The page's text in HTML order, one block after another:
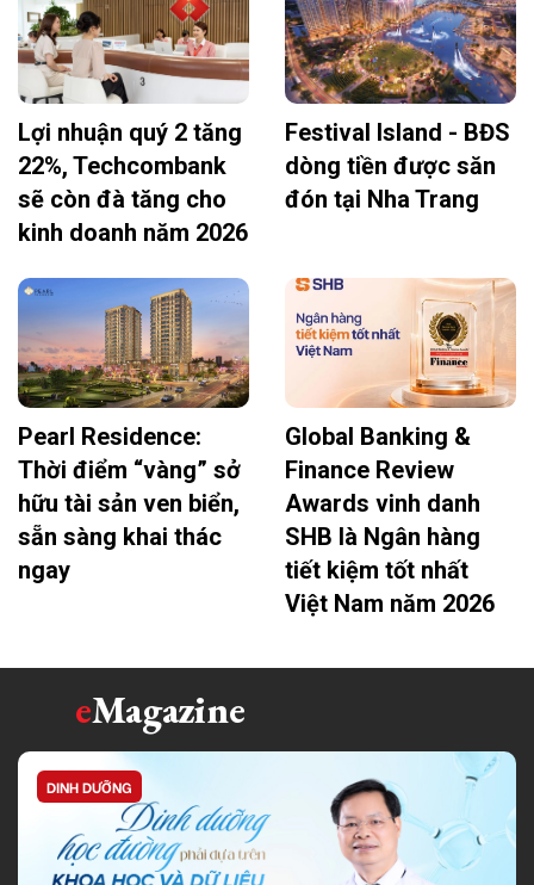
Lợi nhuận quý 2 tăng
22%, Techcombank
sẽ còn đà tăng cho
kinh doanh năm 2026
Festival Island - BĐS
dòng tiền được săn
đón tại Nha Trang
Pearl Residence:
Thời điểm “vàng” sở
hữu tài sản ven biển,
sẵn sàng khai thác
ngay
Global Banking &
Finance Review
Awards vinh danh
SHB là Ngân hàng
tiết kiệm tốt nhất
Việt Nam năm 2026
eMagazine
DINH DƯỠNG